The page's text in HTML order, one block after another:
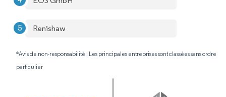
Renishaw
*Avis de non-responsabilité : Les principales entreprises sont classées sans ordre
particulier